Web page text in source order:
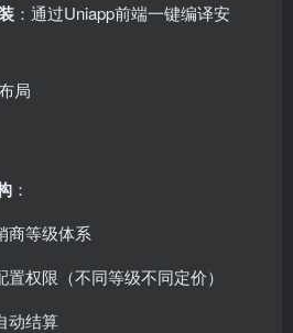
：通过Uniapp前端一键编译安
局
：
商等级体系
置权限（不同等级不同定价）
动结算